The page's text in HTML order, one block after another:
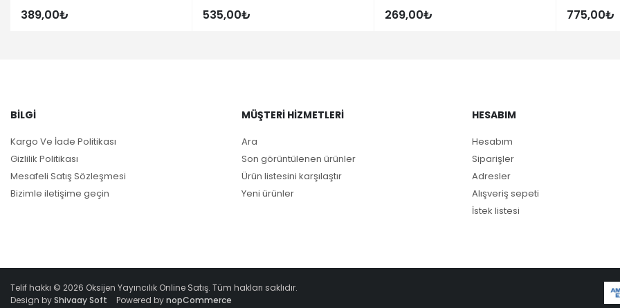
389,00₺ 535,00₺ 269,00₺ 775,00₺
BILGI
Kargo Ve İade Politikası
Gizlilik Politikası
Mesafeli Satış Sözleşmesi
Bizimle iletişime geçin
MÜŞTERI HIZMETLERI
Ara
Son görüntülenen ürünler
Ürün listesini karşılaştır
Yeni ürünler
HESABIM
Hesabım
Siparişler
Adresler
Alışveriş sepeti
İstek listesi
Telif hakkı © 2026 Oksijen Yayıncılık Online Satış. Tüm hakları saklıdır.
Design byShivaay Soft Powered bynopCommerce